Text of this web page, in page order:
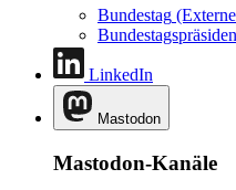
Bundestag
LinkedIn
Mastodon
Mastodon-Kanäle